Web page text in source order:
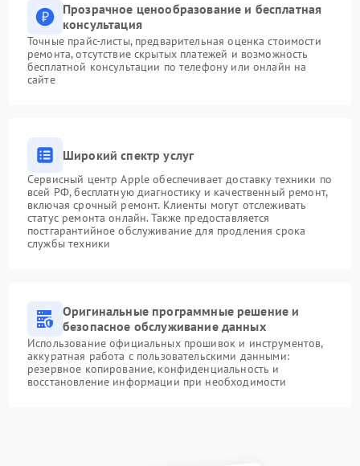
Прозрачное ценообразование и бесплатная
консультация
Точные прайс-листы, предварительная оценка стоимости
ремонта, отсутствие скрытых платежей и возможность
бесплатной консультации по телефону или онлайн на
сайте
Широкий спектр услуг
Сервисный центр Apple обеспечивает доставку техники по
всей РФ, бесплатную диагностику и качественный ремонт,
включая срочный ремонт. Клиенты могут отслеживать
статус ремонта онлайн. Также предоставляется
постгарантийное обслуживание для продления срока
службы техники
Оригинальные программные решение и
безопасное обслуживание данных
Использование официальных прошивок и инструментов,
аккуратная работа с пользовательскими данными:
резервное копирование, конфиденциальность и
восстановление информации при необходимости